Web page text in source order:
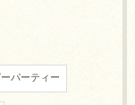
パーティー